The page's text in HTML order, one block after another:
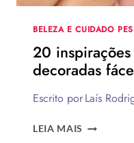
BELEZA E CUIDADO
20
decoradas
Escrito porLaís
LEIA MAIS